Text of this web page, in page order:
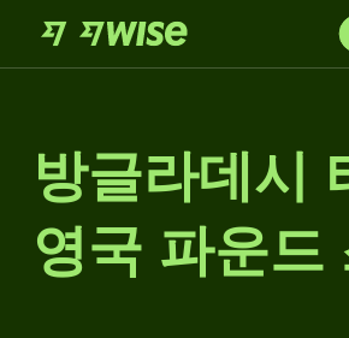
방글라데시
영국 파운드